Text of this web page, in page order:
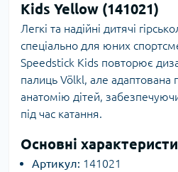
Kids Yellow (141021)
Легкі та надійні дитячі
спеціально для юних
Speedstick Kids повторює
палиць Völkl, але адаптована
анатомію дітей,
під час катання.
Основні
Артикул: 141021